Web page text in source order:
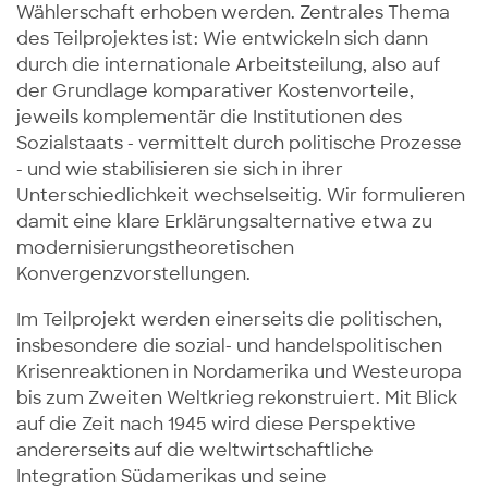
Wählerschaft erhoben werden. Zentrales Thema
des Teilprojektes ist: Wie entwickeln sich dann
durch die internationale Arbeitsteilung, also auf
der Grundlage komparativer Kostenvorteile,
jeweils komplementär die Institutionen des
Sozialstaats - vermittelt durch politische Prozesse
- und wie stabilisieren sie sich in ihrer
Unterschiedlichkeit wechselseitig. Wir formulieren
damit eine klare Erklärungsalternative etwa zu
modernisierungstheoretischen
Konvergenzvorstellungen.
Im Teilprojekt werden einerseits die politischen,
insbesondere die sozial- und handelspolitischen
Krisenreaktionen in Nordamerika und Westeuropa
bis zum Zweiten Weltkrieg rekonstruiert. Mit Blick
auf die Zeit nach 1945 wird diese Perspektive
andererseits auf die weltwirtschaftliche
Integration Südamerikas und seine